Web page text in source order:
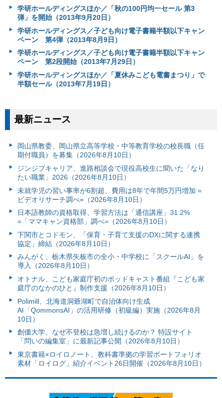
学研ホールディングスほか／「秋の100円均一セール 第3
弾」を開始（2013年9月20日）
学研ホールディングス／子ども向け電子書籍半額以下キャン
ペーン 第4弾（2013年8月9日）
学研ホールディングス／子ども向け電子書籍半額以下キャン
ペーン 第2段開始（2013年7月29日）
学研ホールディングスほか／「夏休みこども電書まつり」で
半額セール（2013年7月19日）
最新ニュース
岡山県教委、岡山県立高等学校・中等教育学校の校長職（任
期付職員）を募集（2026年8月10日）
ジンジブキャリア、進路相談会で現役高校生に聞いた「なり
たい職業」2026（2026年8月10日）
未就学児の習い事率が6割超、費用は8年で年間5万円増加 =
ビデオリサーチ調べ=（2026年8月10日）
日本語教師の資格取得、学習方法は「通信講座」31.2%
=「ママキャン資格部」調べ=（2026年8月10日）
下関市とコドモン、「保育・子育て支援のDXに関する連携
協定」締結（2026年8月10日）
みんがく、栃木県矢板市の全小・中学校に「スクールAI」を
導入（2026年8月10日）
オトナル、こども家庭庁初のポッドキャスト番組『こども家
庭庁のなかのひと』制作支援（2026年8月10日）
Polimill、北海道洞爺湖町で自治体向け生成
AI「QommonsAI」の活用研修（初級編）実施（2026年8月
10日）
創価大学、なぜ不登校は急増し続けるのか？ 特設サイト
「問いの編集室」に最新記事公開（2026年8月10日）
東京書籍×ロイロノート、教科書準拠の学習ポートフォリオ
素材「ロイログ」紹介イベント26日開催（2026年8月10日）